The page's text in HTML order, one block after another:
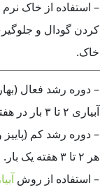
– استفاده از خاک نرم
کردن گودال و
خاک.
– دوره رشد فعال
آبیاری ۲ تا ۳ بار در هفته.
– دوره رشد کم (پاییز
هر ۲ تا ۳ هفته یک بار.
– استفاده از روش